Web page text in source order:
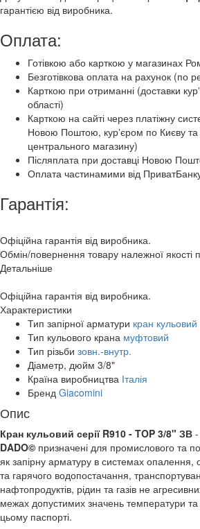
гарантією від виробника.
Оплата:
Готівкою або карткою у магазинах
Безготівкова оплата на рахунок (по
Карткою при отриманні (доставки
області)
Карткою на сайті через платіжну
Новою Поштою, курʼєром по Києву та
центрального магазину)
Післяплата при доставці Новою
Оплата частинамими від
Гарантія:
Офіційна гарантія від виробника.
Обмін/повернення товару належної якості
Детальніше
Офіційна гарантія від виробника.
Характеристики
Тип запірної арматури кран кульовий
Тип кульового крана муфтовий
Тип різьби зовн.-внутр.
Діаметр, дюйм 3/8"
Країна виробництва Італія
Бренд Giacomini
Опис
Кран кульовий серії R910 - TOP 3/8" ЗВ
DADO© призначені для промислового та
як запірну арматуру в системах
та гарячого водопостачання,
нафтопродуктів, рідин та газів не
межах допустимих значень температури та
цьому паспорті.